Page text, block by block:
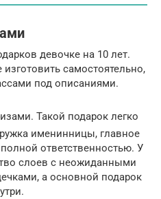
девочке на 10 лет.
самостоятельно,
под описаниями.
Такой подарок легко
именинницы, главное
ответственностью. У
слоев с неожиданными
а основной подарок